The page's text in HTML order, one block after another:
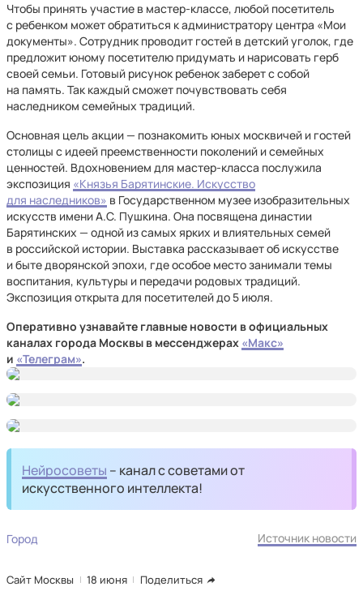
Чтобы принять участие в мастер-классе, любой посетитель
с ребенком может обратиться к администратору центра «Мои
документы». Сотрудник проводит гостей в детский уголок, где
предложит юному посетителю придумать и нарисовать герб
своей семьи. Готовый рисунок ребенок заберет с собой
на память. Так каждый сможет почувствовать себя
наследником семейных традиций.
Основная цель акции — познакомить юных москвичей и гостей
столицы с идеей преемственности поколений и семейных
ценностей. Вдохновением для мастер-класса послужила
экспозиция «Князья Барятинские. Искусство
для наследников» в Государственном музее изобразительных
искусств имени А.С. Пушкина. Она посвящена династии
Барятинских — одной из самых ярких и влиятельных семей
в российской истории. Выставка рассказывает об искусстве
и быте дворянской эпохи, где особое место занимали темы
воспитания, культуры и передачи родовых традиций.
Экспозиция открыта для посетителей до 5 июля.
Оперативно узнавайте главные новости в официальных
каналах города Москвы в мессенджерах «Макс»
и «Телеграм».
Нейросоветы – канал с советами от
искусственного интеллекта!
Город Источник новости
Сайт Москвы 18 июня Поделиться